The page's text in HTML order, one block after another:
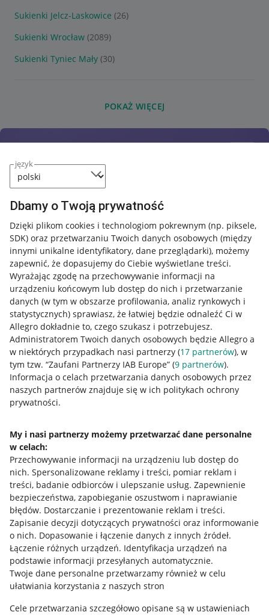
język
Dbamy o Twoją prywatność
Dzięki plikom cookies i technologiom pokrewnym (np. piksele,
SDK) oraz przetwarzaniu Twoich danych osobowych (między
innymi unikalne identyfikatory, dane przeglądarki), możemy
zapewnić, że dopasujemy do Ciebie wyświetlane treści.
Wyrażając zgodę na przechowywanie informacji na
urządzeniu końcowym lub dostęp do nich i przetwarzanie
danych (w tym w obszarze profilowania, analiz rynkowych i
statystycznych) sprawiasz, że łatwiej będzie odnaleźć Ci w
Allegro dokładnie to, czego szukasz i potrzebujesz.
Administratorem Twoich danych osobowych będzie Allegro a
w niektórych przypadkach nasi partnerzy (17 partnerów), w
tym tzw. “Zaufani Partnerzy IAB Europe” (9 partnerów).
Informacja o celach przetwarzania danych osobowych przez
naszych partnerów znajduje się w ich politykach ochrony
prywatności.
My i nasi partnerzy możemy przetwarzać dane personalne
w celach:
Przechowywanie informacji na urządzeniu lub dostęp do
nich. Spersonalizowane reklamy i treści, pomiar reklam i
treści, badanie odbiorców i ulepszanie usług. Zapewnienie
bezpieczeństwa, zapobieganie oszustwom i naprawianie
błędów. Dostarczanie i prezentowanie reklam i treści.
Zapisanie decyzji dotyczących prywatności oraz informowanie
o nich. Dopasowanie i łączenie danych z innych źródeł.
Łączenie różnych urządzeń. Identyfikacja urządzeń na
podstawie informacji przesyłanych automatycznie.
Twoje dane personalne przetwarzamy również w celu
ułatwiania korzystania z naszych stron
Cele przetwarzania szczegółowo opisane są w ustawieniach
Sukienki Jelcz-Laskowice (26)
Sukienki Wrocław (2089)
Sukienki Tyniec Mały (30)
POKAŻ WIĘCEJ
Nawigacja
Przydatne informacje
Jak to działa
Allegro Gadane dla sprzedających
Allegro Gadane dla kupujących
Mapa miejscowości
Informacje prawne
Regulamin
Polityka plików "cookies"
Ustawienia plików "cookies"
Udostępnianie lokalizacji